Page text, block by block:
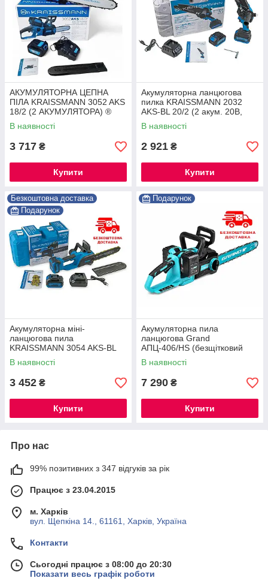
АКУМУЛЯТОРНА ЦЕПНА
ПІЛА KRAISSMANN 3052 AKS
18/2 (2 АКУМУЛЯТОРА) ®
В наявності
3 717 ₴
Купити
Акумуляторна ланцюгова
пилка KRAISSMANN 2032
AKS-BL 20/2 (2 акум. 20В,
4000 мАг, шина 203 мм, у
кейсі)
В наявності
2 921 ₴
Купити
Безкоштовна доставка
Подарунок
Акумуляторна міні-
ланцюгова пила
KRAISSMANN 3054 AKS-BL
20/2 MP (безщітковий мотор,
2 АКБ по 4000 мАг, кейс, 2
ланцюга суперзуб) ®
В наявності
3 452 ₴
Купити
Подарунок
Акумуляторна пила
ланцюгова Grand
АПЦ-406/HS (безщітковий
мотор, 2 шини 2 ланцюги, 2
АКБ 6 А·год, подвійне
зарядне)
В наявності
7 290 ₴
Купити
Про нас
99% позитивних з 347 відгуків за рік
Працює з 23.04.2015
м. Харків
вул. Щепкіна 14., 61161, Харків, Україна
Контакти
Сьогодні працює з 08:00 до 20:30
Показати весь графік роботи